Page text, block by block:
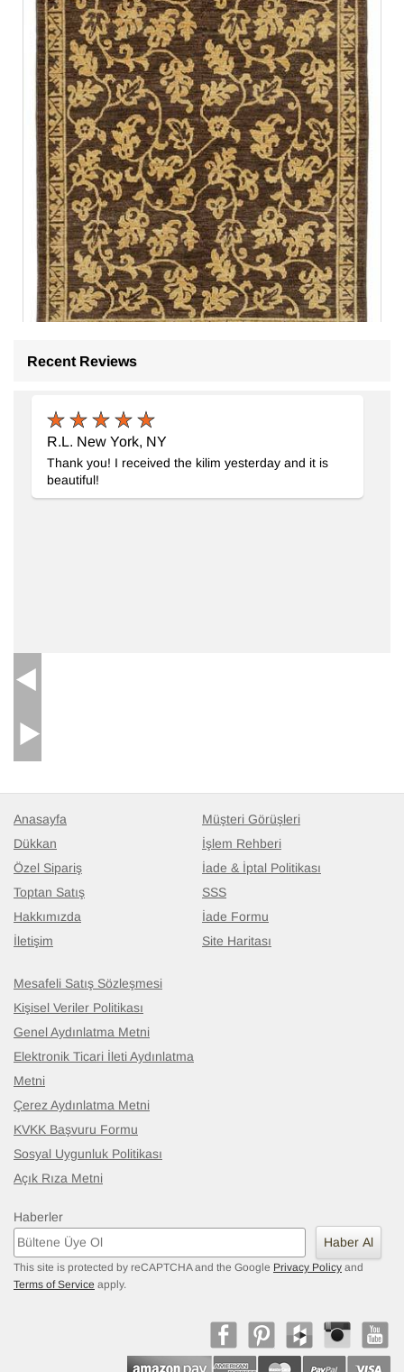
120 cm x 180 cm
35.731 TL
Recent Reviews
R.L. New York, NY
Thank you! I received the kilim yesterday and it is
beautiful!
Anasayfa
Dükkan
Özel Sipariş
Toptan Satış
Hakkımızda
İletişim
Müşteri Görüşleri
İşlem Rehberi
İade & İptal Politikası
SSS
İade Formu
Site Haritası
Mesafeli Satış Sözleşmesi
Kişisel Veriler Politikası
Genel Aydınlatma Metni
Elektronik Ticari İleti Aydınlatma
Metni
Çerez Aydınlatma Metni
KVKK Başvuru Formu
Sosyal Uygunluk Politikası
Açık Rıza Metni
Haberler
Haber Al
This site is protected by reCAPTCHA and the Google Privacy Policy and
Terms of Service apply.